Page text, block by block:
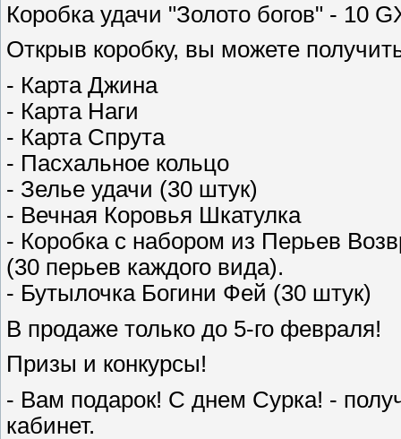
Коробка удачи "Золото богов" - 10
Открыв коробку, вы можете
- Карта Джина
- Карта Наги
- Карта Спрута
- Пасхальное кольцо
- Зелье удачи (30 штук)
- Вечная Коровья Шкатулка
- Коробка с набором из Перьев
(30 перьев каждого вида).
- Бутылочка Богини Фей (30 штук)
В продаже только до 5-го февраля!
Призы и конкурсы!
- Вам подарок! С днем Сурка! -
кабинет.